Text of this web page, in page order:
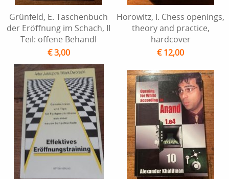
Grünfeld, E. Taschenbuch
der Eröffnung im Schach, II
Teil: offene Behandl
€ 3,00
Horowitz, I. Chess openings,
theory and practice,
hardcover
€ 12,00